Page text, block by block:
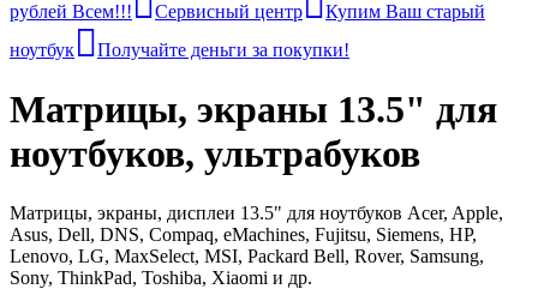
рублей Всем!!!
Сервисный центр
Купим Ваш старый
ноутбук
Получайте деньги за покупки!
Матрицы, экраны 13.5" для
ноутбуков, ультрабуков
Матрицы, экраны, дисплеи 13.5" для ноутбуков Acer, Apple,
Asus, Dell, DNS, Compaq, eMachines, Fujitsu, Siemens, HP,
Lenovo, LG, MaxSelect, MSI, Packard Bell, Rover, Samsung,
Sony, ThinkPad, Toshiba, Xiaomi и др.